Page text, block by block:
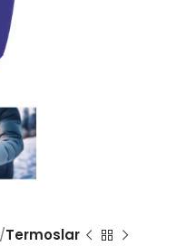
Termoslar